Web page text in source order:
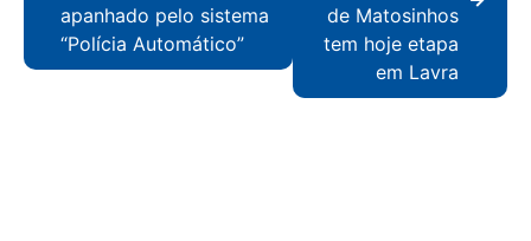
apanhado pelo sistema
“Polícia Automático”
de Matosinhos
tem hoje etapa
em Lavra